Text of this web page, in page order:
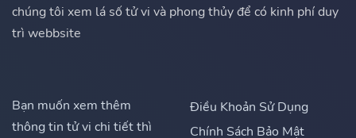
chúng tôi xem lá số tử vi và phong thủy để có kinh phí duy
trì webbsite
Bạn muốn xem thêm
thông tin tử vi chi tiết thì
Điều Khoản Sử Dụng
Chính Sách Bảo Mật